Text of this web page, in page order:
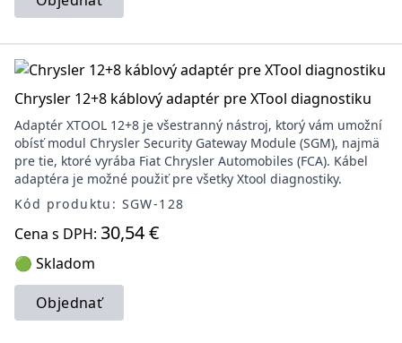
Chrysler 12+8 káblový adaptér pre XTool diagnostiku
Adaptér XTOOL 12+8 je všestranný nástroj, ktorý vám umožní
obísť modul Chrysler Security Gateway Module (SGM), najmä
pre tie, ktoré vyrába Fiat Chrysler Automobiles (FCA). Kábel
adaptéra je možné použiť pre všetky Xtool diagnostiky.
Kód produktu: SGW-128
Cena s DPH: 30,54 €
🟢 Skladom
Objednať